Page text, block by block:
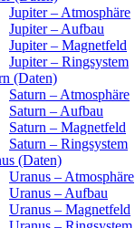
Jupiter – Atmosphäre
Jupiter – Aufbau
Jupiter – Magnetfeld
Jupiter – Ringsystem
(Daten)
Saturn – Atmosphäre
Saturn – Aufbau
Saturn – Magnetfeld
Saturn – Ringsystem
(Daten)
Uranus – Atmosphäre
Uranus – Aufbau
Uranus – Magnetfeld